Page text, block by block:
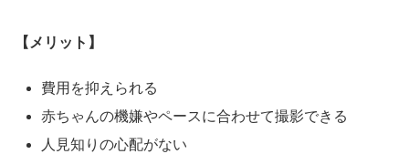
【メリット】
費用を抑えられる
赤ちゃんの機嫌やペースに合わせて撮影できる
人見知りの心配がない